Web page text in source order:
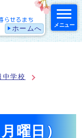
ホームへ メニュー
中学校
曜日）